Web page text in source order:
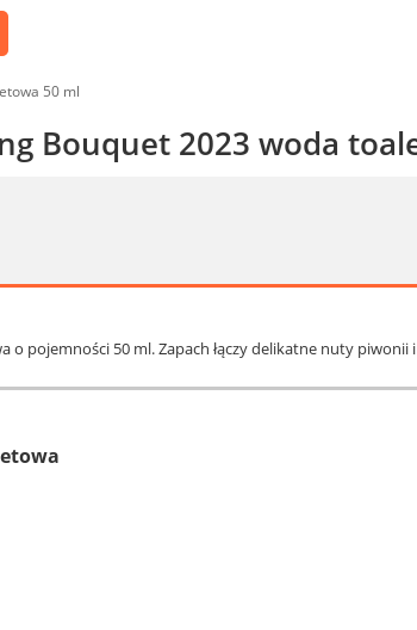
50 ml
Bouquet 2023 woda
pojemności 50 ml. Zapach łączy delikatne nuty piwonii